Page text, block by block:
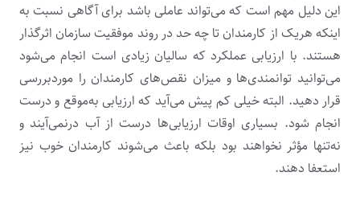
این دلیل مهم است که می‌تواند عاملی باشد برای آگاهی نسبت به
اینکه هریک از کارمندان تا چه حد در روند موفقیت سازمان اثرگذار
هستند. با ارزیابی عملکرد که سالیان زیادی است انجام می‌شود
می‌توانید توانمندی‌ها و میزان نقص‌های کارمندان را موردبررسی
قرار دهید. البته خیلی کم پیش می‌آید که ارزیابی به‌موقع و درست
انجام شود. بسیاری اوقات ارزیابی‌ها درست از آب درنمی‌آیند و
نه‌تنها مؤثر نخواهند بود بلکه باعث می‌شوند کارمندان خوب نیز
استعفا دهند.